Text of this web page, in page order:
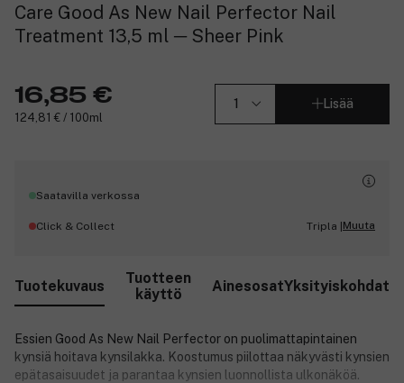
Care Good As New Nail Perfector Nail
Treatment 13,5 ml ─ Sheer Pink
16,85 €
124,81 € / 100ml
Lisää
Saatavilla verkossa
Click & Collect Tripla |Muuta
Tuotekuvaus
Tuotteen
käyttö
AinesosatYksityiskohdat
Essien Good As New Nail Perfector on puolimattapintainen
kynsiä hoitava kynsilakka. Koostumus piilottaa näkyvästi kynsien
epätasaisuudet ja parantaa kynsien luonnollista ulkonäköä.